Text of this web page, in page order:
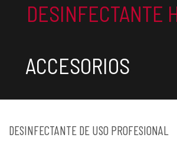
DESINFECTANTE
ACCESORIOS
DESINFECTANTE DE USO PROFESIONAL